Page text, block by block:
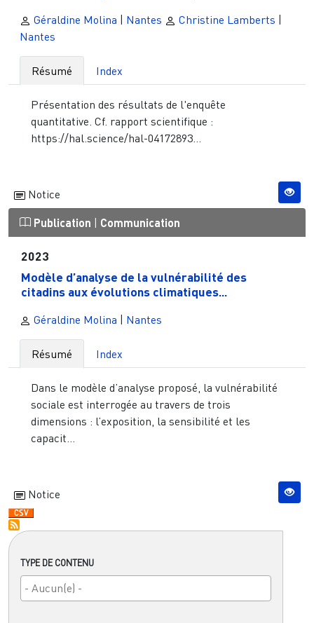
TYPE DE CONTENU
Géraldine Molina | Nantes Christine Lamberts |
Nantes
Résumé Index
Présentation des résultats de l'enquête
quantitative. Cf. rapport scientifique :
https://hal.science/hal-04172893...
Notice
Publication | Communication
2023
Modèle d’analyse de la vulnérabilité des
citadins aux évolutions climatiques...
Géraldine Molina | Nantes
Résumé Index
Dans le modèle d’analyse proposé, la vulnérabilité
sociale est interrogée au travers de trois
dimensions : l’exposition, la sensibilité et les
capacit...
Notice